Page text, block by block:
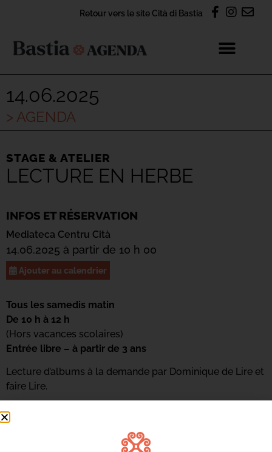
Retour vers le site Cità di Bastia
14.06.2025
> AGENDA
STAGE & ATELIER
LECTURE EN HERBE
INFOS ET RÉSERVATION
Mediateca Centru Cità
14.06.2025 à partir de 10 h 00
Ajouter au calendrier
Tous les samedis matin
De 10 h à 12 h
(Hors vacances scolaires)
Entrée libre – à partir de 3 ans
Lecture d’albums à la demande par Dominique de Lire et
faire Lire.
Pour s’inscrire : 04 95 58 46 00
Ou par mail :